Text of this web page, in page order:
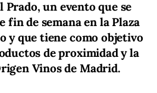
Prado, un evento que se
fin de semana en la Plaza
y que tiene como objetivo
de proximidad y la
Vinos de Madrid.